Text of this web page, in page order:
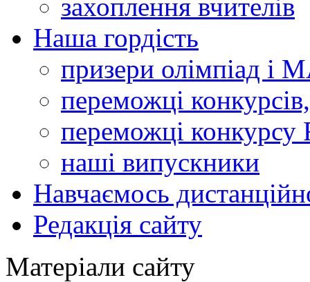
захоплення вчителів
Наша гордість
призери олімпіад і
переможці
переможці конкурсу
наші випускники
Навчаємось
Редакція сайту
Матеріали сайту